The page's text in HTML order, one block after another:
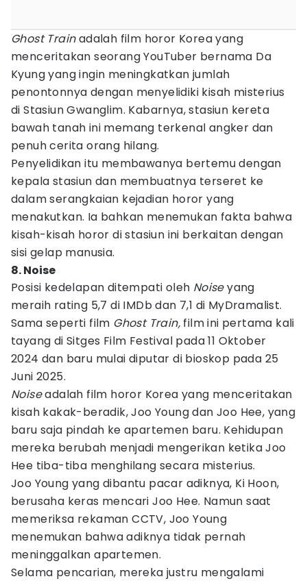
Ghost Trainadalah film horor Korea yang
menceritakan seorang YouTuber bernama Da
Kyung yang ingin meningkatkan jumlah
penontonnya dengan menyelidiki kisah misterius
di Stasiun Gwanglim. Kabarnya, stasiun kereta
bawah tanah ini memang terkenal angker dan
penuh cerita orang hilang.
Penyelidikan itu membawanya bertemu dengan
kepala stasiun dan membuatnya terseret ke
dalam serangkaian kejadian horor yang
menakutkan. Ia bahkan menemukan fakta bahwa
kisah-kisah horor di stasiun ini berkaitan dengan
sisi gelap manusia.
8. Noise
Posisi kedelapan ditempati oleh Noiseyang
meraih rating 5,7 di IMDb dan 7,1 di MyDramalist.
Sama seperti film Ghost Train, film ini pertama kali
tayang di Sitges Film Festival pada 11 Oktober
2024 dan baru mulai diputar di bioskop pada 25
Juni 2025.
Noiseadalah film horor Korea yang menceritakan
kisah kakak-beradik, Joo Young dan Joo Hee, yang
baru saja pindah ke apartemen baru. Kehidupan
mereka berubah menjadi mengerikan ketika Joo
Hee tiba-tiba menghilang secara misterius.
Joo Young yang dibantu pacar adiknya, Ki Hoon,
berusaha keras mencari Joo Hee. Namun saat
memeriksa rekaman CCTV, Joo Young
menemukan bahwa adiknya tidak pernah
meninggalkan apartemen.
Selama pencarian, mereka justru mengalami